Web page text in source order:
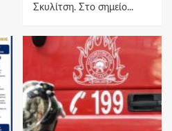
Σκυλίτση. Στο σημείο...